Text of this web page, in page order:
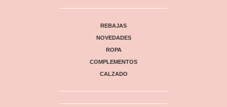
REBAJAS
NOVEDADES
ROPA
COMPLEMENTOS
CALZADO